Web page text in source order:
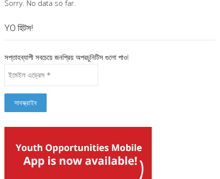
Sorry. No data so far.
YO হিটস!
সপ্তাহব্যাপী সবচেয়ে জনপ্রিয় অপরচুনিটিস গুলো পাও!